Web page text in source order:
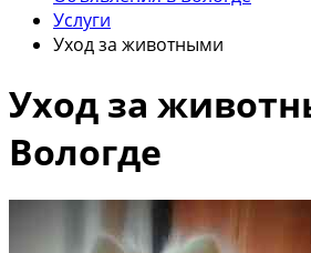
Услуги
Уход за животными
Уход за
Вологде